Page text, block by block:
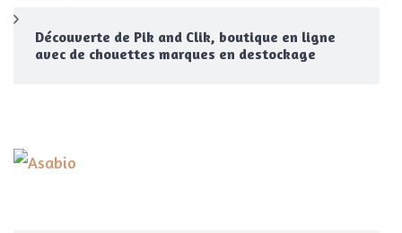
Découverte de Pik and Clik, boutique en ligne
avec de chouettes marques en destockage